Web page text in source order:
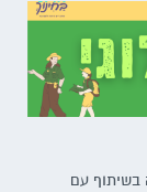
בשיתוף עם